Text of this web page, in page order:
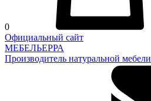
0
Официальный сайт
МЕБЕЛЬЕРРА
Производитель натуральной мебели